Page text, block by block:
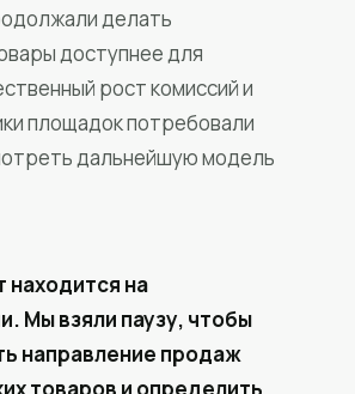
делать
доступнее для
рост комиссий и
площадок потребовали
дальнейшую модель
находится на
Мы взяли паузу, чтобы
направление продаж